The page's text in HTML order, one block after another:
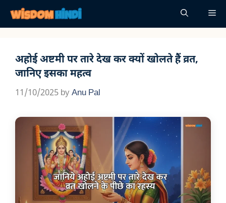
content
अहोई अष्टमी पर तारे देख कर क्यों खोलते हैं व्रत,
जानिए इसका महत्व
11/10/2025 byAnu Pal